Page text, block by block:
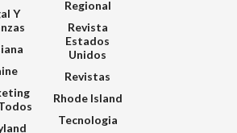
Y
Regional
Revista
Estados
Unidos
Revistas
Rhode Island
Tecnologia